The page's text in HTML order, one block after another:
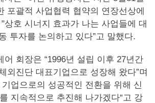
포괄적 사업협력 협약의 연장선상에
상호 시너지 효과가 나는 사업들에 대
투자를 논의하고 있다”고 말했다.
어 회장은 “1996년 설립 이후 27년간
외진단 대표기업으로 성장해 왔다”며
기업으로의 성공적인 전환을 위해 신
지속적으로 추진해 나가겠다“고 강